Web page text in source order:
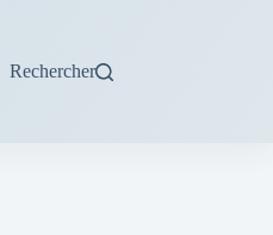
Rechercher